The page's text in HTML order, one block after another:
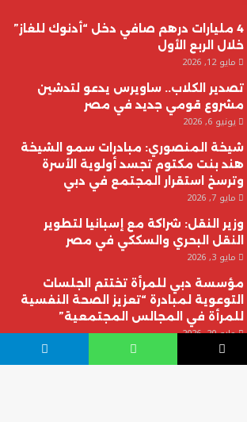
4 مليارات درهم صافي دخل “أدنوك للغاز”
خلال الربع الأول
مايو 12, 2026
تصدير الكلاب.. ساويرس يدعو لتدشين
مشروع قومي جديد في مصر
يونيو 6, 2026
شيخة المنصوري: مبادرات سمو الشيخة
هند بنت مكتوم تجسد أولوية الأسرة
وترسخ استقرار المجتمع في دبي
مايو 7, 2026
وزير النقل: شراكة مع إسبانيا لتطوير
النقل البحري والسككي في مصر
مايو 3, 2026
مؤسسة دبي للمرأة تختتم الجلسات
التوعوية لمبادرة “تعزيز الصحة النفسية
للمرأة في المجالس المجتمعية”
مايو 20, 2026
واتساب تيلقرام